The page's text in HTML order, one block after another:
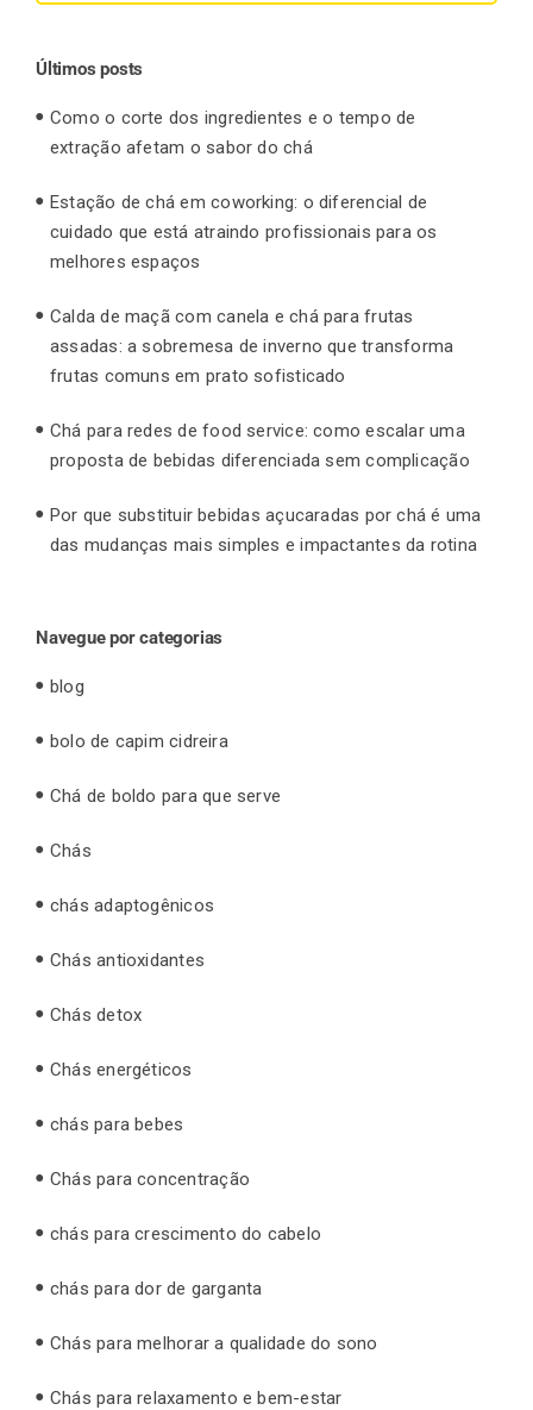
for:
Últimos posts
Como o corte dos ingredientes e o tempo de
extração afetam o sabor do chá
Estação de chá em coworking: o diferencial de
cuidado que está atraindo profissionais para os
melhores espaços
Calda de maçã com canela e chá para frutas
assadas: a sobremesa de inverno que transforma
frutas comuns em prato sofisticado
Chá para redes de food service: como escalar uma
proposta de bebidas diferenciada sem complicação
Por que substituir bebidas açucaradas por chá é uma
das mudanças mais simples e impactantes da rotina
Navegue por categorias
blog
bolo de capim cidreira
Chá de boldo para que serve
Chás
chás adaptogênicos
Chás antioxidantes
Chás detox
Chás energéticos
chás para bebes
Chás para concentração
chás para crescimento do cabelo
chás para dor de garganta
Chás para melhorar a qualidade do sono
Chás para relaxamento e bem-estar